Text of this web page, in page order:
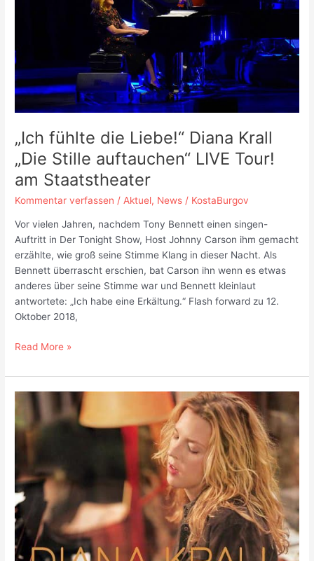
„Ich fühlte die Liebe!“ Diana Krall
„Die Stille auftauchen“ LIVE Tour!
am Staatstheater
Kommentar verfassen / Aktuel, News / KostaBurgov
Vor vielen Jahren, nachdem Tony Bennett einen singen-
Auftritt in Der Tonight Show, Host Johnny Carson ihm gemacht
erzählte, wie groß seine Stimme Klang in dieser Nacht. Als
Bennett überrascht erschien, bat Carson ihn wenn es etwas
anderes über seine Stimme war und Bennett kleinlaut
antwortete: „Ich habe eine Erkältung.“ Flash forward zu 12.
Oktober 2018,
„Ich
die
Liebe!“
Diana
Krall
„Die
auftauchen“
LIVE
Tour!
am
Staatstheater
Read More »